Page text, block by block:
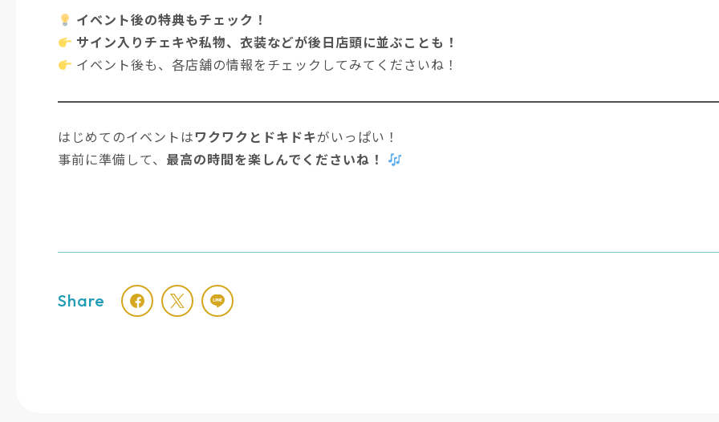
イベント後の特典もチェック！
サイン入りチェキや私物、衣装などが後日店頭に並ぶことも！
イベント後も、各店舗の情報をチェックしてみてくださいね！
はじめてのイベントはワクワクとドキドキがいっぱい！
事前に準備して、 最高の時間を楽しんでくださいね！
Share